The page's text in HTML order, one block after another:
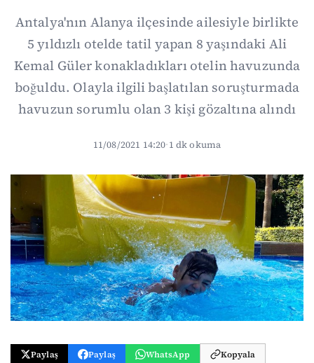
Antalya'nın Alanya ilçesinde ailesiyle birlikte
5 yıldızlı otelde tatil yapan 8 yaşındaki Ali
Kemal Güler konakladıkları otelin havuzunda
boğuldu. Olayla ilgili başlatılan soruşturmada
havuzun sorumlu olan 3 kişi gözaltına alındı
11/08/2021 14:20·1 dk okuma
Paylaş Paylaş WhatsApp Kopyala